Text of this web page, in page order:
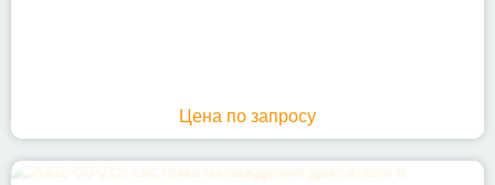
Цена по запросу